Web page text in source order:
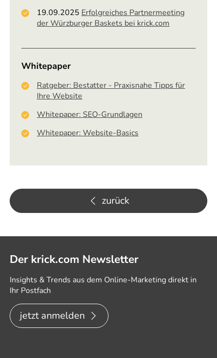
19.09.2025 Erfolgreiches Partnermeeting
der Würzburger Baskets bei krick.com
Whitepaper
Ratgeber: Bestatter - Praxisnahe Tipps für
Ihre Website
Whitepaper: SEO-Grundlagen
Whitepaper: Website-Basics
zurück
Der krick.com Newsletter
Insights & Trends aus dem Online-Marketing direkt in
Ihr Postfach
jetzt anmelden